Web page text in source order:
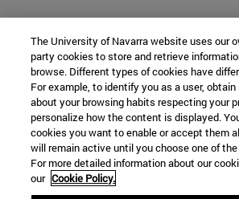
The University of Navarra website uses our
party cookies to store and retrieve
browse. Different types of cookies have
For example, to identify you as a user,
about your browsing habits respecting your
personalize how the content is displayed.
cookies you want to enable or accept them
will remain active until you choose one of
For more detailed information about our
our Cookie Policy.